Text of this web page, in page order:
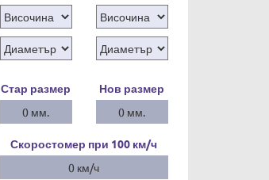
Стар размер
0 мм.
Нов размер
0 мм.
Скоростомер при 100 км/ч
0 км/ч